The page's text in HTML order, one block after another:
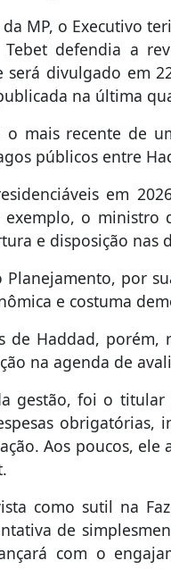
MP, o Executivo
defendia a
será divulgado em
na última
o mais recente de
públicos entre
em
exemplo, o ministro
e disposição nas
por
e costuma
de Haddad, porém,
na agenda de
gestão, foi o
obrigatórias,
Aos poucos,
como sutil na
de
com o